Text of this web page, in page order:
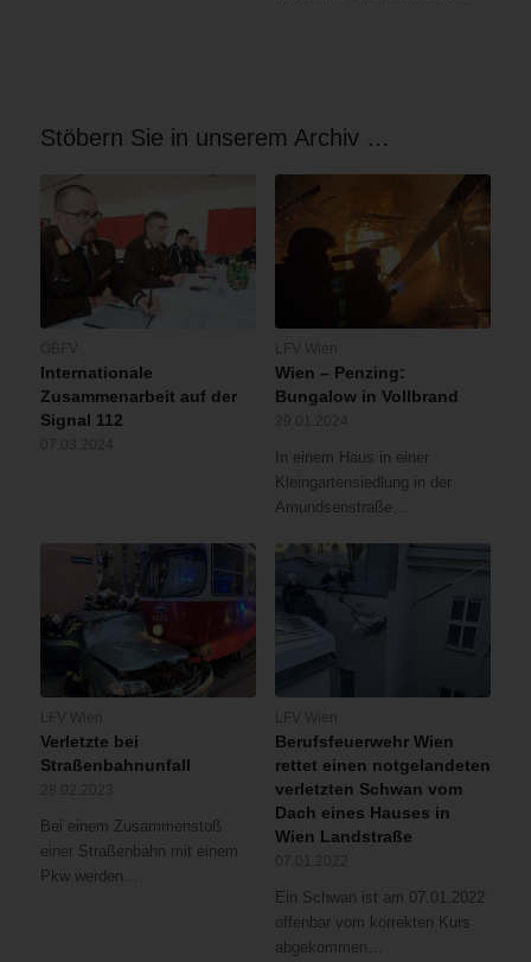
Stöbern Sie in unserem Archiv …
Internationale
Zusammenarbeit auf der
Signal 112
Wien – Penzing:
Bungalow in Vollbrand
In einem Haus in einer
Kleingartensiedlung in der
Amundsenstraße…
Verletzte bei
Straßenbahnunfall
Bei einem Zusammenstoß
einer Straßenbahn mit einem
Pkw werden…
Berufsfeuerwehr Wien
rettet einen notgelandeten
verletzten Schwan vom
Dach eines Hauses in
Wien Landstraße
Ein Schwan ist am 07.01.2022
offenbar vom korrekten Kurs
abgekommen…